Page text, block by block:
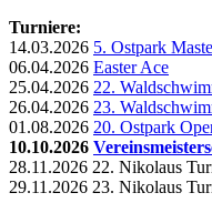
Turniere:
14.03.2026 5. Ostpark
06.04.2026 Easter Ace
25.04.2026 22.
26.04.2026 23.
01.08.2026 20. Ostpark
10.10.2026
28.11.2026 22. Nikolaus
29.11.2026 23. Nikolaus